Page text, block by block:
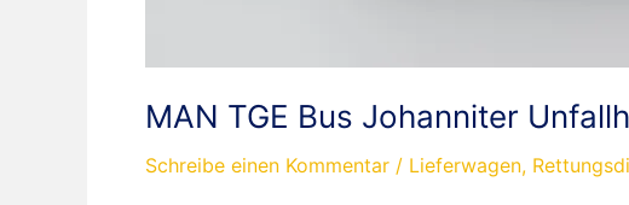
MAN TGE Bus Johanniter
Schreibe einen Kommentar / Lieferwagen,